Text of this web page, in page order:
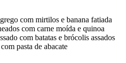
com mirtilos e banana fatiada
com carne moída e quinoa
com batatas e brócolis assados
pasta de abacate